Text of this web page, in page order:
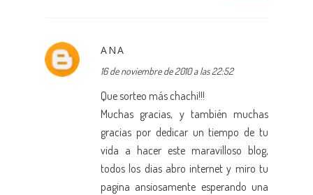
ANA
16 de noviembre de 2010 a las 22:52
Que sorteo más chachi!!!
Muchas gracias, y también muchas
gracias por dedicar un tiempo de tu
vida a hacer este maravilloso blog,
todos los dias abro internet y miro tu
pagina ansiosamente esperando una